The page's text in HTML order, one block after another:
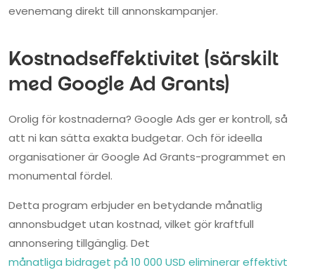
evenemang direkt till annonskampanjer.
Kostnadseffektivitet (särskilt
med Google Ad Grants)
Orolig för kostnaderna? Google Ads ger er kontroll, så
att ni kan sätta exakta budgetar. Och för ideella
organisationer är Google Ad Grants-programmet en
monumental fördel.
Detta program erbjuder en betydande månatlig
annonsbudget utan kostnad, vilket gör kraftfull
annonsering tillgänglig. Det
månatliga bidraget på 10 000 USD eliminerar effektivt